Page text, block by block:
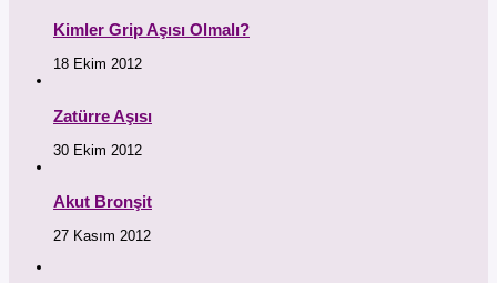
Kimler Grip Aşısı Olmalı?
18 Ekim 2012
Zatürre Aşısı
30 Ekim 2012
Akut Bronşit
27 Kasım 2012